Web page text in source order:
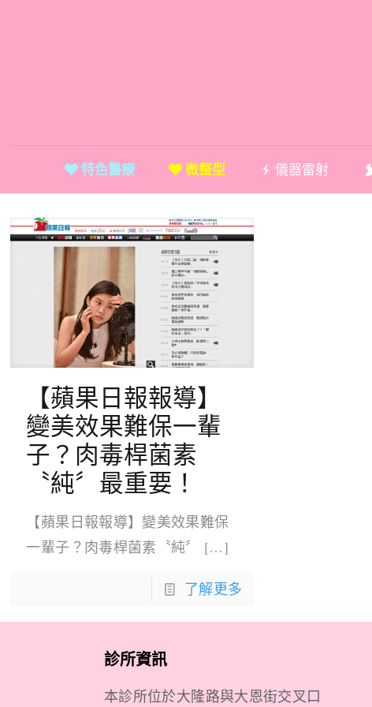
特色醫療 微整型 儀器雷射
【蘋果日報報導】
變美效果難保一輩
子？肉毒桿菌素
〝純〞最重要！
【蘋果日報報導】變美效果難保
一輩子？肉毒桿菌素〝純〞
[…]
了解更多
診所資訊
本診所位於大隆路與大恩街交叉口